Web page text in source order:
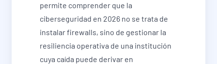
permite comprender que la
ciberseguridad en 2026 no se trata de
instalar firewalls, sino de gestionar la
resiliencia operativa de una institución
cuya caída puede derivar en